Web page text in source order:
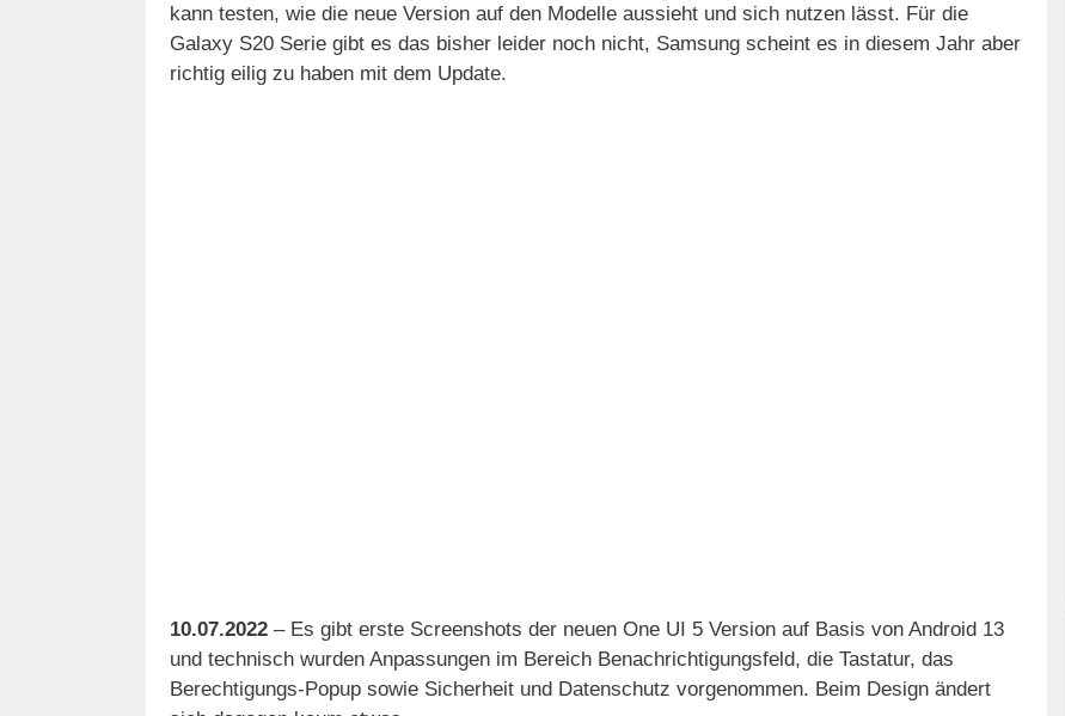
kann testen, wie die neue Version auf den Modelle aussieht und sich nutzen lässt. Für die
Galaxy S20 Serie gibt es das bisher leider noch nicht, Samsung scheint es in diesem Jahr aber
richtig eilig zu haben mit dem Update.
10.07.2022 – Es gibt erste Screenshots der neuen One UI 5 Version auf Basis von Android 13
und technisch wurden Anpassungen im Bereich Benachrichtigungsfeld, die Tastatur, das
Berechtigungs-Popup sowie Sicherheit und Datenschutz vorgenommen. Beim Design ändert